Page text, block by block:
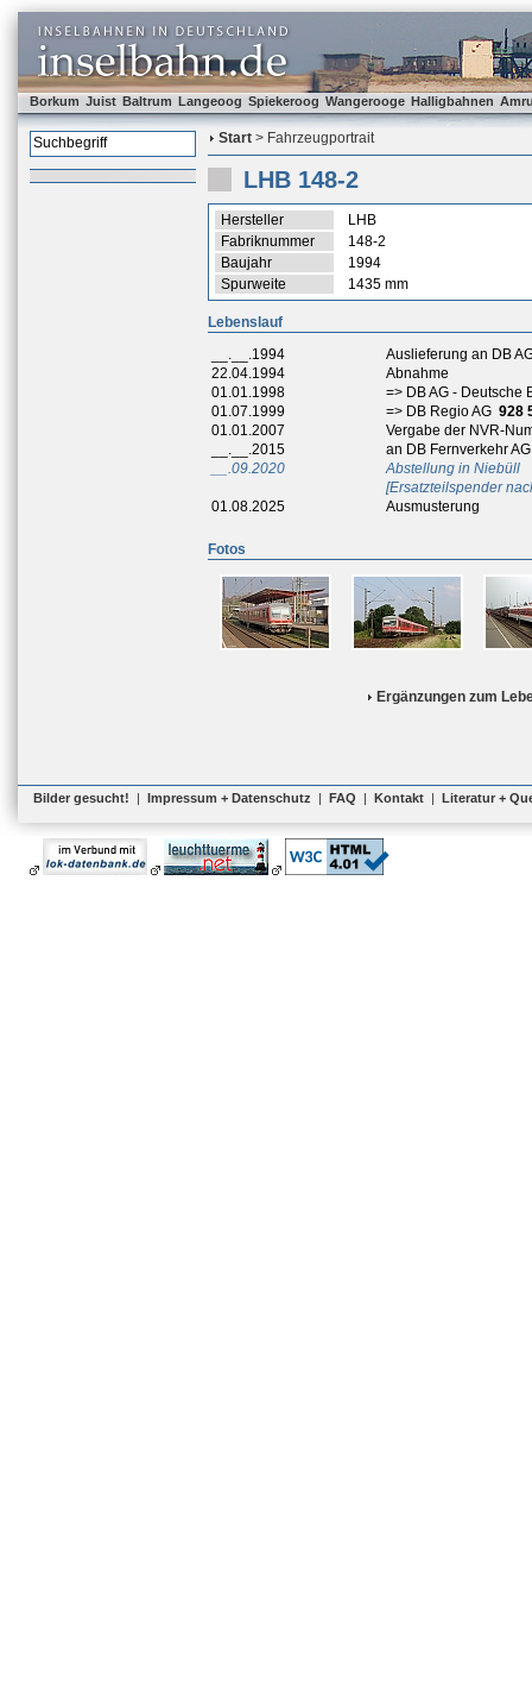
Borkum Juist Baltrum Langeoog Spiekeroog Wangerooge Halligbahnen
Start > Fahrzeugportrait
LHB 148-2
Hersteller
LHB
Fabriknummer
148-2
Baujahr
1994
Spurweite
1435 mm
Lebenslauf
__.__.1994
Auslieferung an DB
22.04.1994
Abnahme
01.01.1998
=> DB AG - Deutsche
01.07.1999
=> DB Regio AG 928
01.01.2007
Vergabe der NVR-
__.__.2015
an DB Fernverkehr AG
__.09.2020
Abstellung in Niebüll
[Ersatzteilspender
01.08.2025
Ausmusterung
Fotos
Ergänzungen zum
Bilder gesucht! | Impressum + Datenschutz | FAQ | Kontakt | Literatur +